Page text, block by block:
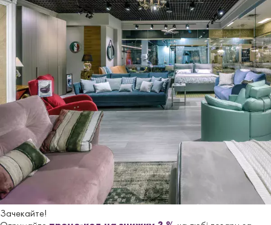
Зачекайте!
Глибина
сидіння
41 см
Нiжки/
основа
Металеві
Материал Шеніл
Отзывы
Еще не добавлено ни одного отзыва. Будьте первым, кто